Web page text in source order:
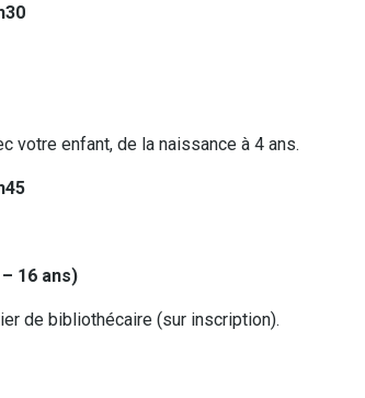
votre enfant, de la naissance à 4 ans.
16 ans)
de bibliothécaire (sur inscription).